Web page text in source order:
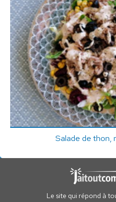
Salade de thon,
Le site qui répond à